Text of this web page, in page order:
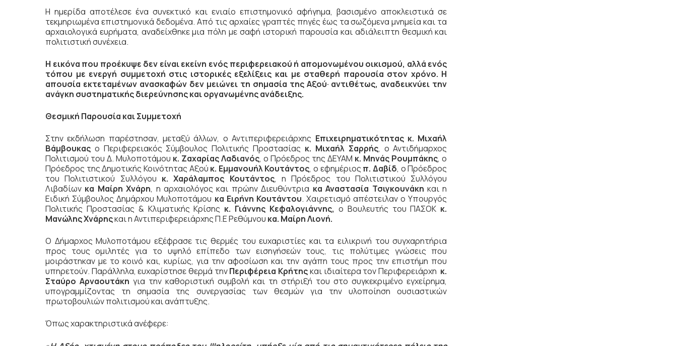
Η ημερίδα αποτέλεσε ένα συνεκτικό και ενιαίο επιστημονικό αφήγημα, βασισμένο αποκλειστικά σε
τεκμηριωμένα επιστημονικά δεδομένα. Από τις αρχαίες γραπτές πηγές έως τα σωζόμενα μνημεία και τα
αρχαιολογικά ευρήματα, αναδείχθηκε μια πόλη με σαφή ιστορική παρουσία και αδιάλειπτη θεσμική και
πολιτιστική συνέχεια.
Η εικόνα που προέκυψε δεν είναι εκείνη ενός περιφερειακού ή απομονωμένου οικισμού, αλλά ενός
τόπου με ενεργή συμμετοχή στις ιστορικές εξελίξεις και με σταθερή παρουσία στον χρόνο. Η
απουσία εκτεταμένων ανασκαφών δεν μειώνει τη σημασία της Αξού· αντιθέτως, αναδεικνύει την
ανάγκη συστηματικής διερεύνησης και οργανωμένης ανάδειξης.
Θεσμική Παρουσία και Συμμετοχή
Στην εκδήλωση παρέστησαν, μεταξύ άλλων, ο Αντιπεριφερειάρχης Επιχειρηματικότητας κ. Μιχαήλ
Βάμβουκας ο Περιφερειακός Σύμβουλος Πολιτικής Προστασίας κ. Μιχαήλ Σαρρής, ο Αντιδήμαρχος
Πολιτισμού του Δ. Μυλοποτάμου κ. Ζαχαρίας Λαδιανός, ο Πρόεδρος της ΔΕΥΑΜ κ. Μηνάς Ρουμπάκης, ο
Πρόεδρος της Δημοτικής Κοινότητας Αξού κ. Εμμανουήλ Κουτάντος, ο εφημέριος π. Δαβίδ, ο Πρόεδρος
του Πολιτιστικού Συλλόγου κ. Χαράλαμπος Κουτάντος, η Πρόεδρος του Πολιτιστικού Συλλόγου
Λιβαδίων κα Μαίρη Χνάρη, η αρχαιολόγος και πρώην Διευθύντρια κα Αναστασία Τσιγκουνάκη και η
Ειδική Σύμβουλος Δημάρχου Μυλοποτάμου κα Ειρήνη Κουτάντου. Χαιρετισμό απέστειλαν ο Υπουργός
Πολιτικής Προστασίας & Κλιματικής Κρίσης κ. Γιάννης Κεφαλογιάννης, ο Βουλευτής του ΠΑΣΟΚ κ.
Μανώλης Χνάρηςκαι η Αντιπεριφερειάρχης Π.Ε Ρεθύμνου κα. Μαίρη Λιονή.
Ο Δήμαρχος Μυλοποτάμου εξέφρασε τις θερμές του ευχαριστίες και τα ειλικρινή του συγχαρητήρια
προς τους ομιλητές για το υψηλό επίπεδο των εισηγήσεών τους, τις πολύτιμες γνώσεις που
μοιράστηκαν με το κοινό και, κυρίως, για την αφοσίωση και την αγάπη τους προς την επιστήμη που
υπηρετούν. Παράλληλα, ευχαρίστησε θερμά τηνΠεριφέρεια Κρήτηςκαι ιδιαίτερα τον Περιφερειάρχη κ.
Σταύρο Αρναουτάκη για την καθοριστική συμβολή και τη στήριξή του στο συγκεκριμένο εγχείρημα,
υπογραμμίζοντας τη σημασία της συνεργασίας των θεσμών για την υλοποίηση ουσιαστικών
πρωτοβουλιών πολιτισμού και ανάπτυξης.
Όπως χαρακτηριστικά ανέφερε: